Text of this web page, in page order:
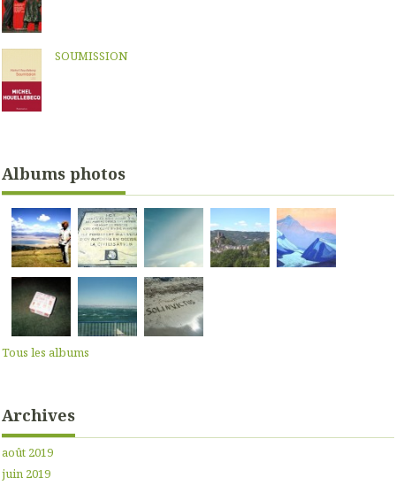
SOUMISSION
Albums photos
Tous les albums
Archives
août 2019
juin 2019